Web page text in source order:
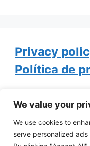
We value your
We use cookies to
serve personalized
Privacy
Política de
Tweets by